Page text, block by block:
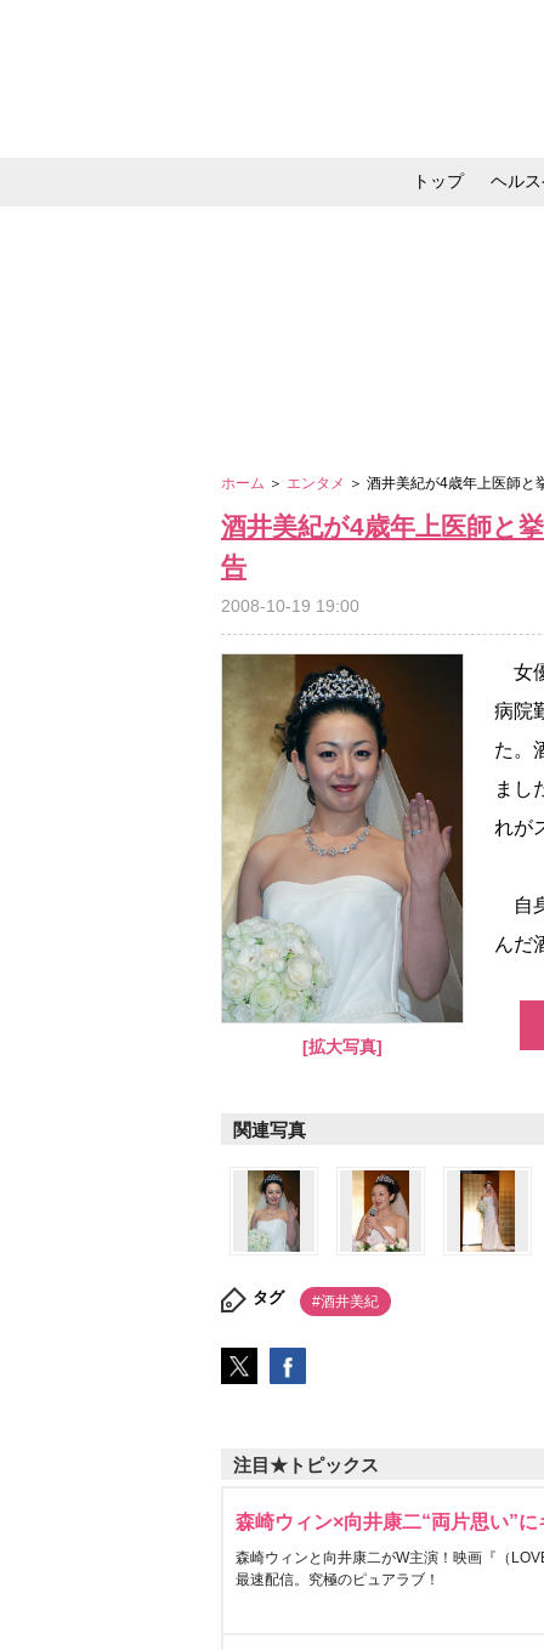
トップ ヘル
ホーム ＞ エンタメ ＞ 酒井美紀が4歳年上医師
酒井美紀が4歳年上医師と
告
2008-10-19 19:00
[拡大写真]
女
病院
た。
まし
れが
自
んだ
関連写真
タグ #酒井美紀
注目★トピックス
森崎ウィン×向井康二“両片思い”
森崎ウィンと向井康二がW主演！映画『（
最速配信。究極のピュアラブ！